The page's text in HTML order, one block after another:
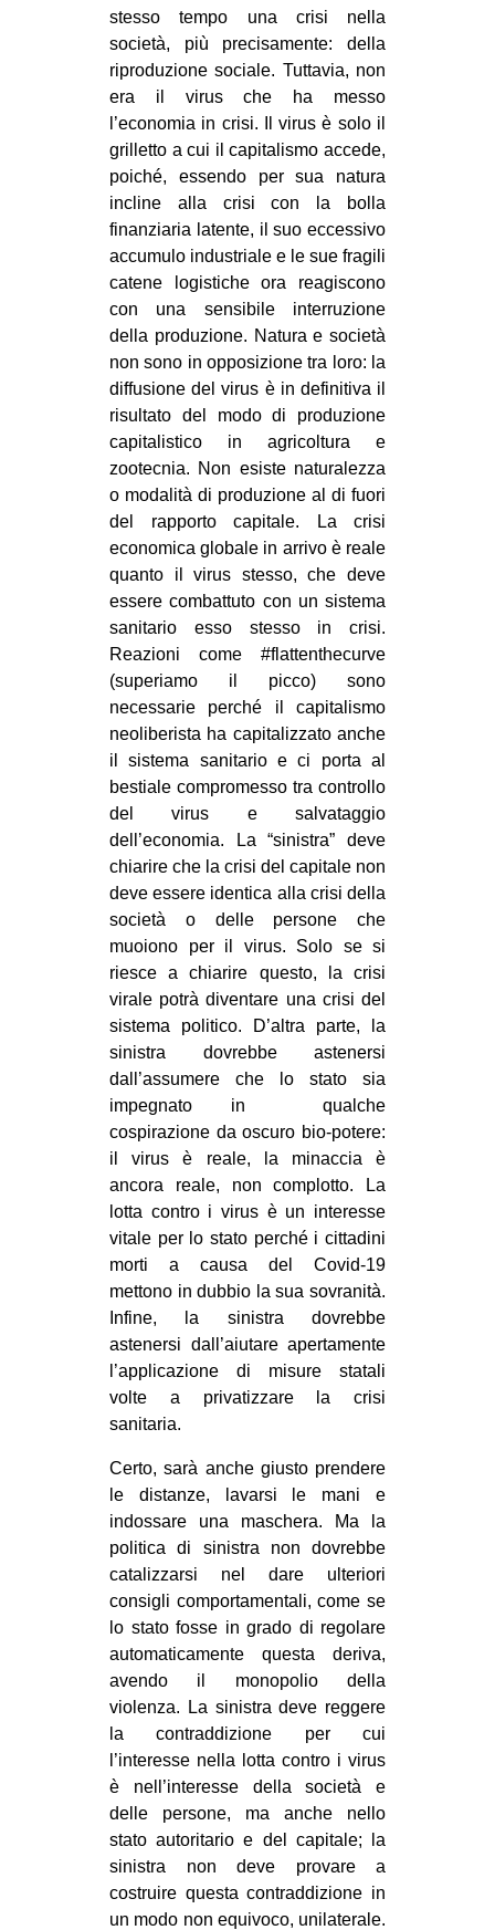
stesso tempo una crisi nella
società, più precisamente: della
riproduzione sociale. Tuttavia, non
era il virus che ha messo
l’economia in crisi. Il virus è solo il
grilletto a cui il capitalismo accede,
poiché, essendo per sua natura
incline alla crisi con la bolla
finanziaria latente, il suo eccessivo
accumulo industriale e le sue fragili
catene logistiche ora reagiscono
con una sensibile interruzione
della produzione. Natura e società
non sono in opposizione tra loro: la
diffusione del virus è in definitiva il
risultato del modo di produzione
capitalistico in agricoltura e
zootecnia. Non esiste naturalezza
o modalità di produzione al di fuori
del rapporto capitale. La crisi
economica globale in arrivo è reale
quanto il virus stesso, che deve
essere combattuto con un sistema
sanitario esso stesso in crisi.
Reazioni come #flattenthecurve
(superiamo il picco) sono
necessarie perché il capitalismo
neoliberista ha capitalizzato anche
il sistema sanitario e ci porta al
bestiale compromesso tra controllo
del virus e salvataggio
dell’economia. La “sinistra” deve
chiarire che la crisi del capitale non
deve essere identica alla crisi della
società o delle persone che
muoiono per il virus. Solo se si
riesce a chiarire questo, la crisi
virale potrà diventare una crisi del
sistema politico. D’altra parte, la
sinistra dovrebbe astenersi
dall’assumere che lo stato sia
impegnato in qualche
cospirazione da oscuro bio-potere:
il virus è reale, la minaccia è
ancora reale, non complotto. La
lotta contro i virus è un interesse
vitale per lo stato perché i cittadini
morti a causa del Covid-19
mettono in dubbio la sua sovranità.
Infine, la sinistra dovrebbe
astenersi dall’aiutare apertamente
l’applicazione di misure statali
volte a privatizzare la crisi
sanitaria.
Certo, sarà anche giusto prendere
le distanze, lavarsi le mani e
indossare una maschera. Ma la
politica di sinistra non dovrebbe
catalizzarsi nel dare ulteriori
consigli comportamentali, come se
lo stato fosse in grado di regolare
automaticamente questa deriva,
avendo il monopolio della
violenza. La sinistra deve reggere
la contraddizione per cui
l’interesse nella lotta contro i virus
è nell’interesse della società e
delle persone, ma anche nello
stato autoritario e del capitale; la
sinistra non deve provare a
costruire questa contraddizione in
un modo non equivoco, unilaterale.